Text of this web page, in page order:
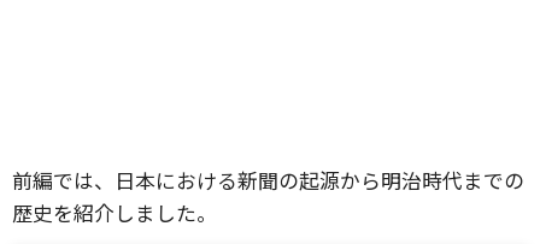
前編では、日本における新聞の起源から明治時代までの
歴史を紹介しました。